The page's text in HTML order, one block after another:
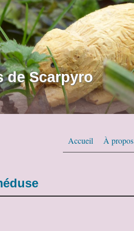
de Scarpyro
Accueil À propos